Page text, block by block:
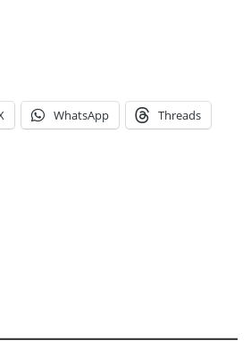
WhatsApp Threads